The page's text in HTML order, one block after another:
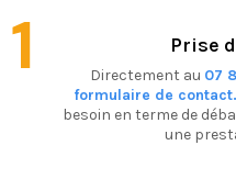
Prise
Directement au 07
formulaire de contact.
besoin en terme de
une
1